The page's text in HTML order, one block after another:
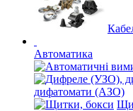
Автоматика
дифатомати (АЗО)